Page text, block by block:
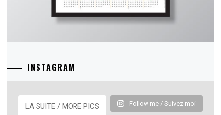
INSTAGRAM
LA SUITE / MORE PICS Follow me / Suivez-moi